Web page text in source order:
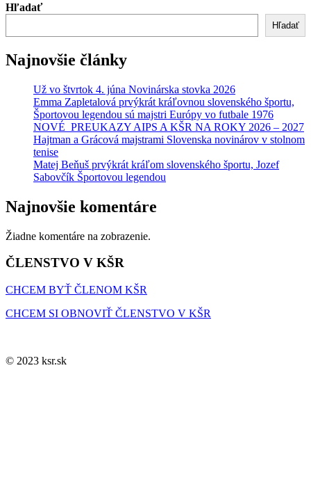
Hľadať
Hľadať
Najnovšie články
Už vo štvrtok 4. júna Novinárska stovka 2026
Emma Zapletalová prvýkrát kráľovnou slovenského športu,
Športovou legendou sú majstri Európy vo futbale 1976
NOVÉ PREUKAZY AIPS A KŠR NA ROKY 2026 – 2027
Hajtman a Grácová majstrami Slovenska novinárov v stolnom
tenise
Matej Beňuš prvýkrát kráľom slovenského športu, Jozef
Sabovčík Športovou legendou
Najnovšie komentáre
Žiadne komentáre na zobrazenie.
ČLENSTVO V KŠR
CHCEM BYŤ ČLENOM KŠR
CHCEM SI OBNOVIŤ ČLENSTVO V KŠR
© 2023 ksr.sk